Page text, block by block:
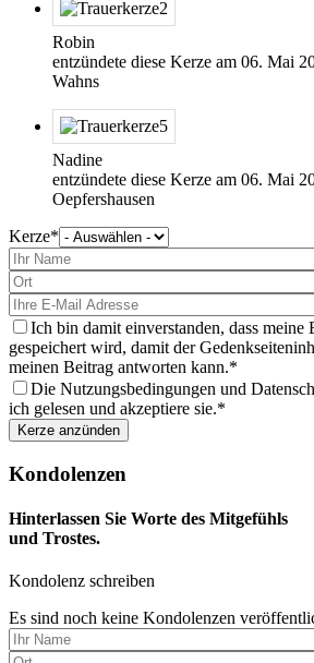
Robin
entzündete diese Kerze am 06. Mai
Wahns
Nadine
entzündete diese Kerze am 06. Mai
Oepfershausen
Kerze
wählen
Sie
aus
Ich bin damit einverstanden, dass meine
gespeichert wird, damit der
meinen Beitrag antworten kann.
Die Nutzungsbedingungen und
ich gelesen und akzeptiere sie.
Kondolenzen
Hinterlassen Sie Worte des Mitgefühls
und Trostes.
Kondolenz schreiben
Es sind noch keine Kondolenzen